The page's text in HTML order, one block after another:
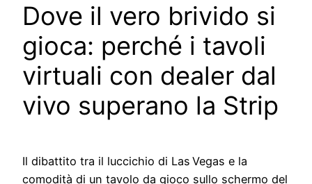
Dove il vero brivido si
gioca: perché i tavoli
virtuali con dealer dal
vivo superano la Strip
Il dibattito tra il luccichio di Las Vegas e la
comodità di un tavolo da gioco sullo schermo del